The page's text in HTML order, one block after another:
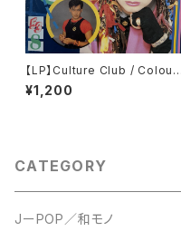
【LP】Culture Club / Colour
By Numbers
¥1,200
CATEGORY
JーPOP／和モノ